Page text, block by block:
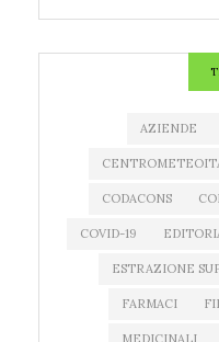
AZIENDE
CODACONS
COVID-19
ESTRAZIONE
FARMACI
MEDICINALI